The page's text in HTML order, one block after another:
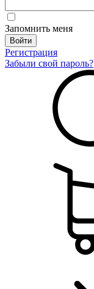
Запомнить меня
Регистрация
Забыли свой пароль?